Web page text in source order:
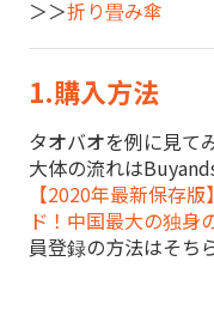
＞＞折り畳み傘
1.購入方法
タオバオを例に見て
大体の流れは
【2020年最新保存
ド！中国最大の独身
員登録の方法はそち